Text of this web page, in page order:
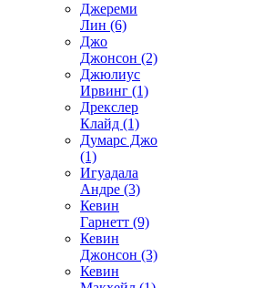
Джереми
Лин (6)
Джо
Джонсон (2)
Джюлиус
Ирвинг (1)
Дрекслер
Клайд (1)
Думарс Джо
(1)
Игуадала
Андре (3)
Кевин
Гарнетт (9)
Кевин
Джонсон (3)
Кевин